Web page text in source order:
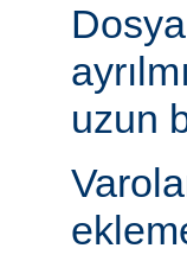
uzun